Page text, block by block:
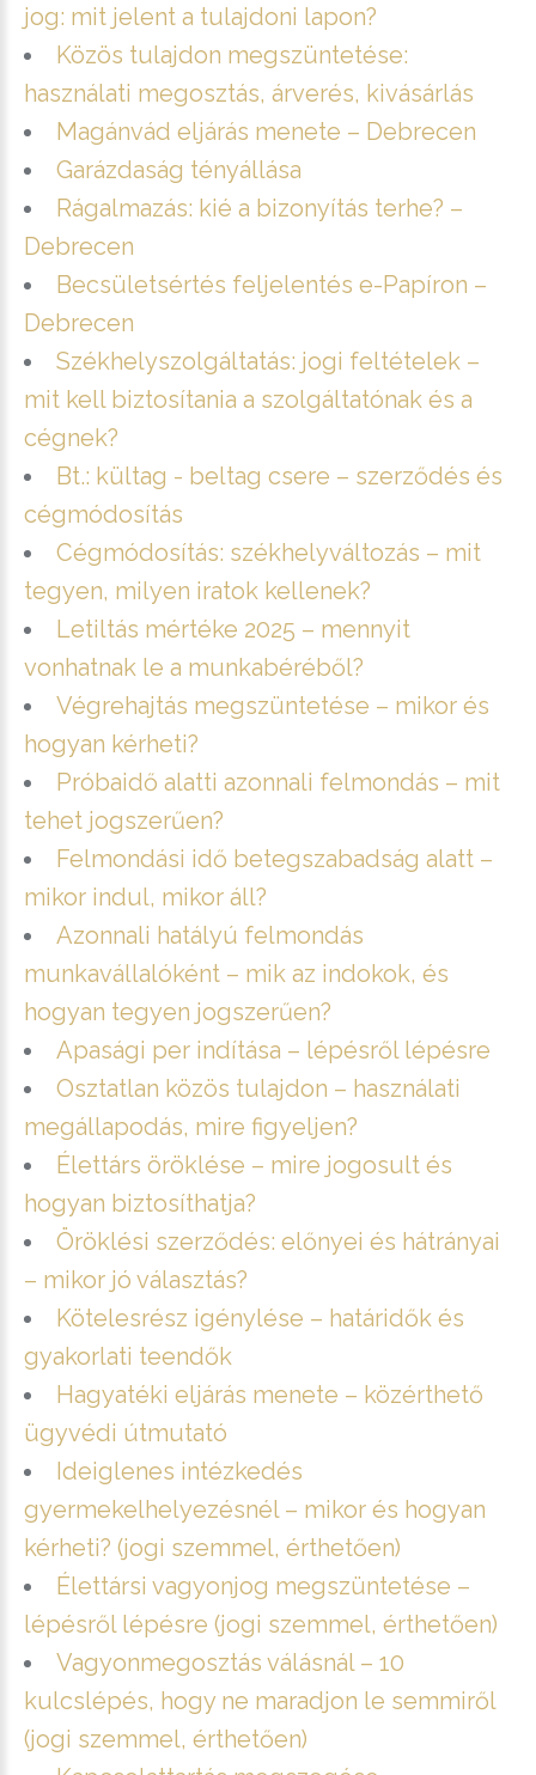
jog: mit jelent a tulajdoni lapon?
Közös tulajdon megszüntetése:
használati megosztás, árverés, kivásárlás
Magánvád eljárás menete – Debrecen
Garázdaság tényállása
Rágalmazás: kié a bizonyítás terhe? –
Debrecen
Becsületsértés feljelentés e-Papíron –
Debrecen
Székhelyszolgáltatás: jogi feltételek –
mit kell biztosítania a szolgáltatónak és a
cégnek?
Bt.: kültag - beltag csere – szerződés és
cégmódosítás
Cégmódosítás: székhelyváltozás – mit
tegyen, milyen iratok kellenek?
Letiltás mértéke 2025 – mennyit
vonhatnak le a munkabéréből?
Végrehajtás megszüntetése – mikor és
hogyan kérheti?
Próbaidő alatti azonnali felmondás – mit
tehet jogszerűen?
Felmondási idő betegszabadság alatt –
mikor indul, mikor áll?
Azonnali hatályú felmondás
munkavállalóként – mik az indokok, és
hogyan tegyen jogszerűen?
Apasági per indítása – lépésről lépésre
Osztatlan közös tulajdon – használati
megállapodás, mire figyeljen?
Élettárs öröklése – mire jogosult és
hogyan biztosíthatja?
Öröklési szerződés: előnyei és hátrányai
– mikor jó választás?
Kötelesrész igénylése – határidők és
gyakorlati teendők
Hagyatéki eljárás menete – közérthető
ügyvédi útmutató
Ideiglenes intézkedés
gyermekelhelyezésnél – mikor és hogyan
kérheti? (jogi szemmel, érthetően)
Élettársi vagyonjog megszüntetése –
lépésről lépésre (jogi szemmel, érthetően)
Vagyonmegosztás válásnál – 10
kulcslépés, hogy ne maradjon le semmiről
(jogi szemmel, érthetően)